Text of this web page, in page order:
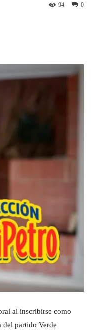
0
94
al inscribirse como
del partido Verde